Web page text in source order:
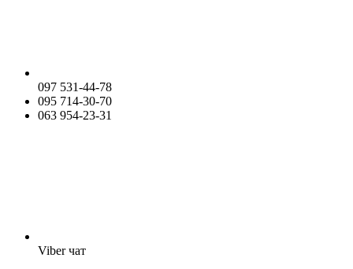
097 531-44-78
095 714-30-70
063 954-23-31
Viber чат